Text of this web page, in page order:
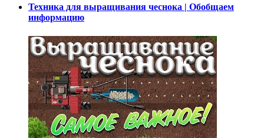
Техника для выращивания чеснока | Обобщаем
информацию